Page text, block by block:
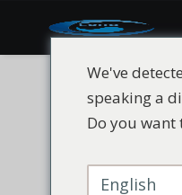
We've
speaking a
Do you want
English